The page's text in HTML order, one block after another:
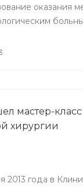
оказания
мастер-
хирургии
2013 года в